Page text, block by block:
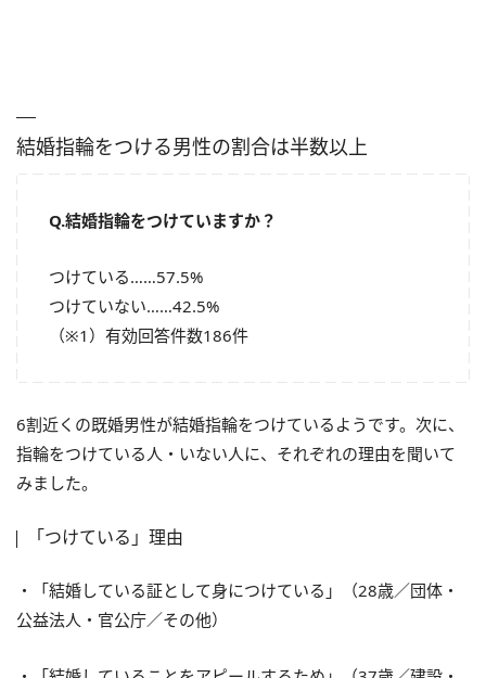
結婚指輪をつける男性の割合は半数以上
Q.結婚指輪をつけていますか？
つけている……57.5%
つけていない……42.5%
（※1）有効回答件数186件
6割近くの既婚男性が結婚指輪をつけているようです。次に、
指輪をつけている人・いない人に、それぞれの理由を聞いて
みました。
「つけている」理由
・「結婚している証として身につけている」（28歳／団体・
公益法人・官公庁／その他）